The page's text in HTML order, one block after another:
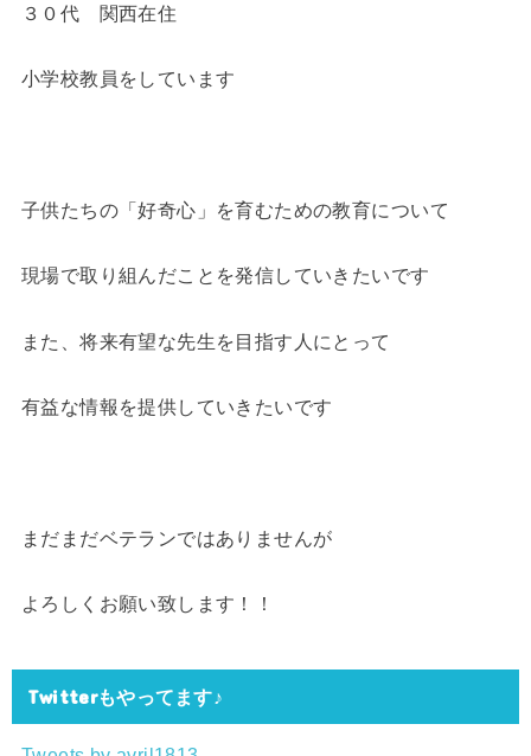
３０代 関西在住
小学校教員をしています
子供たちの「好奇心」を育むための教育について
現場で取り組んだことを発信していきたいです
また、将来有望な先生を目指す人にとって
有益な情報を提供していきたいです
まだまだベテランではありませんが
よろしくお願い致します！！
Twitterもやってます♪